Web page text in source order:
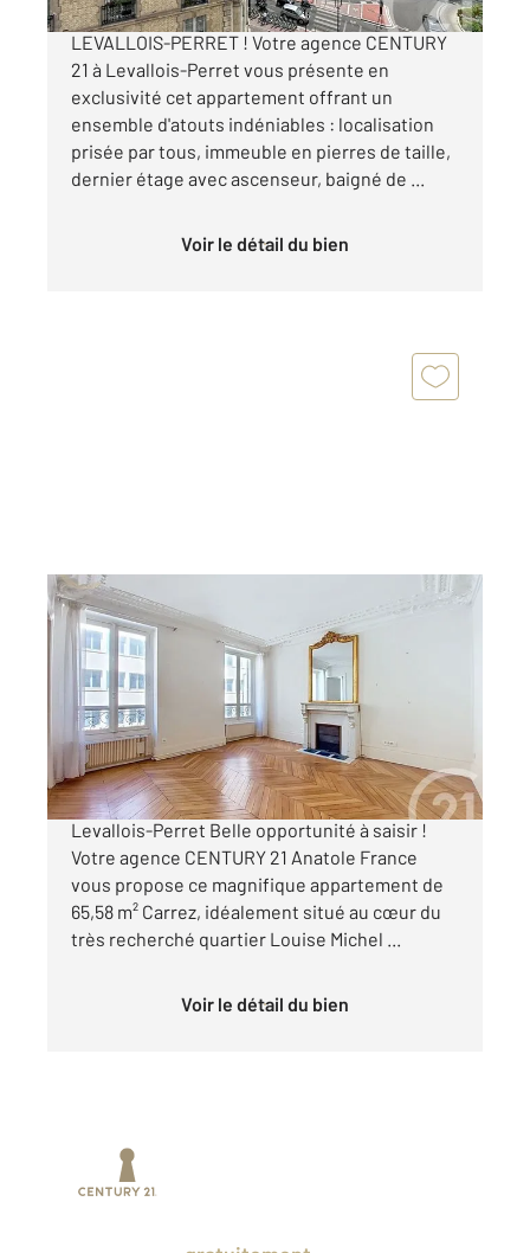
APPARTEMENT RARE SUR LE MARCHE DE
LEVALLOIS-PERRET ! Votre agence CENTURY
21 à Levallois-Perret vous présente en
exclusivité cet appartement offrant un
ensemble d'atouts indéniables : localisation
prisée par tous, immeuble en pierres de taille,
dernier étage avec ascenseur, baigné de ...
Voir le détail du bien
LEVALLOIS PERRET 92
65,50 m2, 3 pièces
Ref : 2931
Appartement F3 à vendre
735 000 €
Fort potentiel 3 pièces avec charme de l'ancien
Levallois-Perret Belle opportunité à saisir !
Votre agence CENTURY 21 Anatole France
vous propose ce magnifique appartement de
65,58 m² Carrez, idéalement situé au cœur du
très recherché quartier Louise Michel ...
Voir le détail du bien